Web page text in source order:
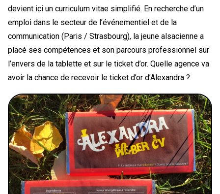
devient ici un curriculum vitae simplifié. En recherche d’un
emploi dans le secteur de l’événementiel et de la
communication (Paris / Strasbourg), la jeune alsacienne a
placé ses compétences et son parcours professionnel sur
l’envers de la tablette et sur le ticket d’or. Quelle agence va
avoir la chance de recevoir le ticket d’or d’Alexandra ?